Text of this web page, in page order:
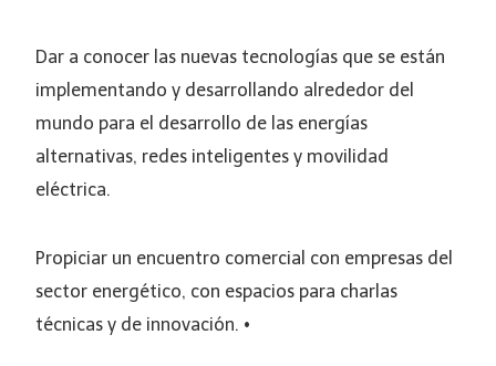
Dar a conocer las nuevas tecnologías que se están
implementando y desarrollando alrededor del
mundo para el desarrollo de las energías
alternativas, redes inteligentes y movilidad
eléctrica.
Propiciar un encuentro comercial con empresas del
sector energético, con espacios para charlas
técnicas y de innovación. •